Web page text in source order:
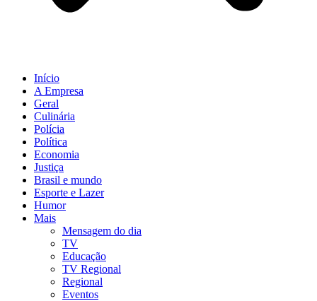
Início
A Empresa
Geral
Culinária
Polícia
Política
Economia
Justiça
Brasil e mundo
Esporte e Lazer
Humor
Mais
Mensagem do dia
TV
Educação
TV Regional
Regional
Eventos